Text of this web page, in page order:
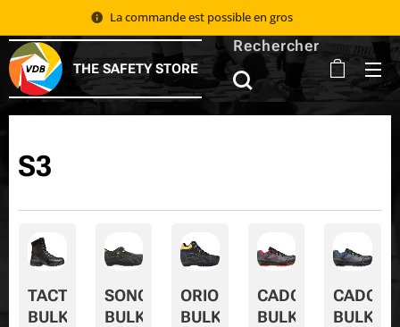
La commande est possible en gros 📦
THE SAFETY STORE
Rechercher
S3
TACTIC
BULK
SONORA
BULK
ORION
BULK
CADOR
BULK
CADOR-
BULK-